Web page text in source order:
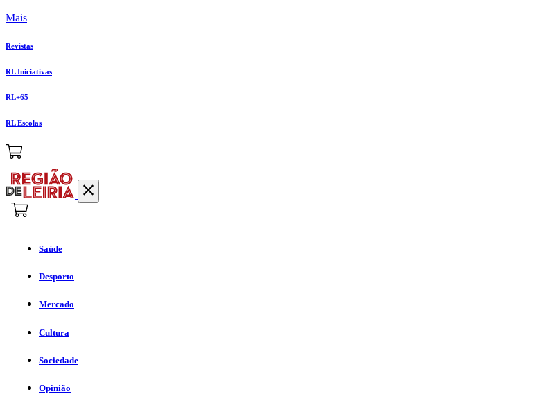
Mais
Revistas
RL Iniciativas
RL+65
RL Escolas
Saúde
Desporto
Mercado
Cultura
Sociedade
Opinião